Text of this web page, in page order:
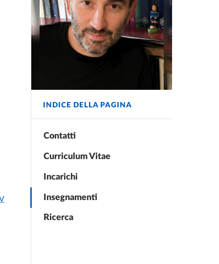
INDICE DELLA PAGINA
Contatti
Curriculum Vitae
Incarichi
Insegnamenti
Ricerca